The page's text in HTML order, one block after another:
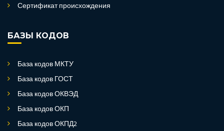
Сертификат происхождения
БАЗЫ КОДОВ
База кодов МКТУ
База кодов ГОСТ
База кодов ОКВЭД
База кодов ОКП
База кодов ОКПД2